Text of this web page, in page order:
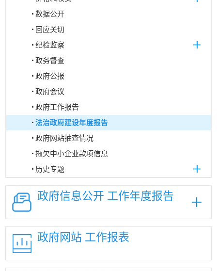
数据公开
回应关切
纪检监察
政务督查
政府公报
政府会议
政府工作报告
法治政府建设年度报告
政府网站抽查情况
拖欠中小企业款项信息
历史专题
政府信息公开 工作年度报告
政府网站 工作报表